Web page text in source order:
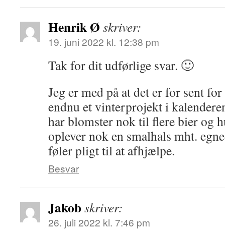
Henrik Ø skriver:
19. juni 2022 kl. 12:38 pm
Tak for dit udførlige svar. 🙂
Jeg er med på at det er for sent
endnu et vinterprojekt i
har blomster nok til flere bier og
oplever nok en smalhals mht.
føler pligt til at afhjælpe.
Besvar
Jakobskriver:
26. juli 2022 kl. 7:46 pm